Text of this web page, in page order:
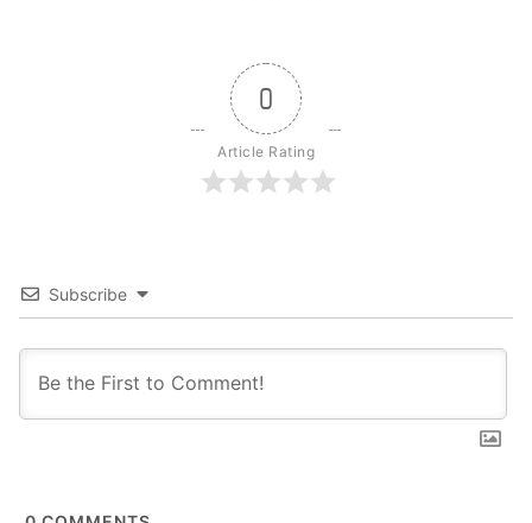
मार्शल राजीव दयाल माथुर
इस बीच भारतीय वायु सेना के प्रमुख एयर चीफ
मार्शल बीएस धनोआ ने शनिवार को असम के जोरहाट
0
Article Rating
Subscribe